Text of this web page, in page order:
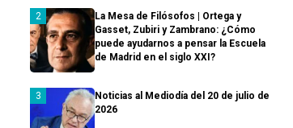
La Mesa de Filósofos | Ortega y
Gasset, Zubiri y Zambrano: ¿Cómo
puede ayudarnos a pensar la Escuela
de Madrid en el siglo XXI?
Noticias al Mediodía del 20 de julio de
2026